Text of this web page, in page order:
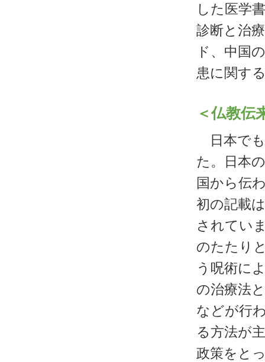
した医学
診断と治
ド、中国
患に関す
＜仏教伝
日本でも
た。日本
国から伝
初の記載
されてい
のたたり
う呪術に
の治療法
などが行
る方法が
政策をと